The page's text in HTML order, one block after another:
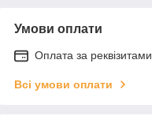
Умови оплати
Оплата за реквізитами
Всі умови оплати